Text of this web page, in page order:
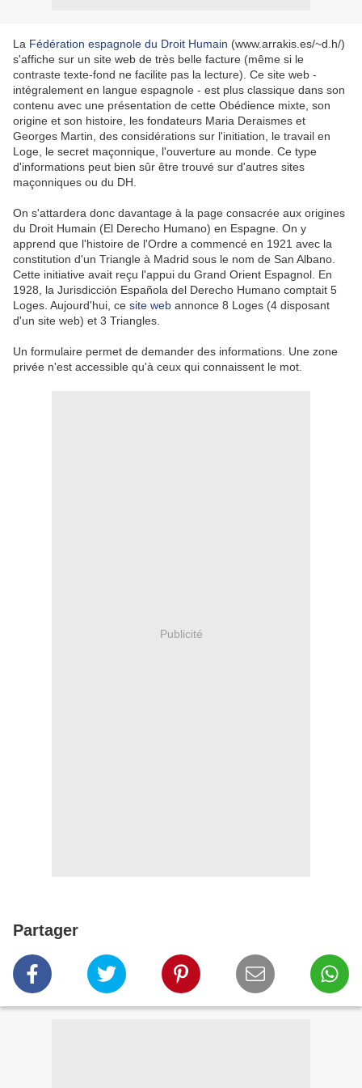
La Fédération espagnole du Droit Humain (www.arrakis.es/~d.h/)
s'affiche sur un site web de très belle facture (même si le
contraste texte-fond ne facilite pas la lecture). Ce site web -
intégralement en langue espagnole - est plus classique dans son
contenu avec une présentation de cette Obédience mixte, son
origine et son histoire, les fondateurs Maria Deraismes et
Georges Martin, des considérations sur l'initiation, le travail en
Loge, le secret maçonnique, l'ouverture au monde. Ce type
d'informations peut bien sûr être trouvé sur d'autres sites
maçonniques ou du DH.
On s'attardera donc davantage à la page consacrée aux origines
du Droit Humain (El Derecho Humano) en Espagne. On y
apprend que l'histoire de l'Ordre a commencé en 1921 avec la
constitution d'un Triangle à Madrid sous le nom de San Albano.
Cette initiative avait reçu l'appui du Grand Orient Espagnol. En
1928, la Jurisdicción Española del Derecho Humano comptait 5
Loges. Aujourd'hui, ce site web annonce 8 Loges (4 disposant
d'un site web) et 3 Triangles.
Un formulaire permet de demander des informations. Une zone
privée n'est accessible qu'à ceux qui connaissent le mot.
Publicité
Partager